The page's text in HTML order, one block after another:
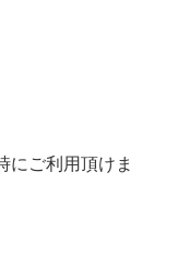
にご利用頂けま